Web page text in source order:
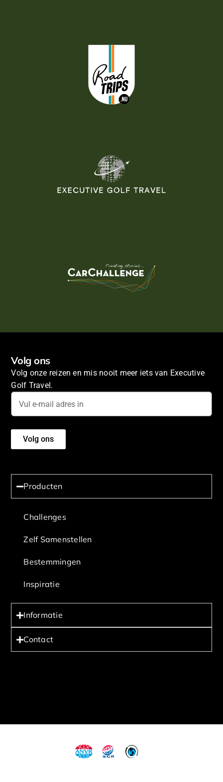
Volg ons
Volg onze reizen en mis nooit meer iets van Executive
Golf Travel.
Volg ons
Producten
Challenges
Zelf Samenstellen
Bestemmingen
Inspiratie
Informatie
Contact